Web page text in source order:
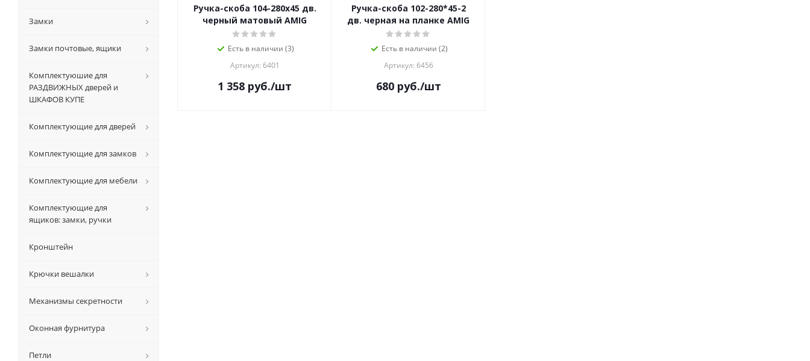
Ручка-скоба 104-280x45 дв.
черный матовый AMIG
Есть в наличии (3)
Артикул: 6401
1 358 руб./шт
Ручка-скоба 102-280*45-2
дв. черная на планке AMIG
Есть в наличии (2)
Артикул: 6456
680руб./шт
Замки
Замки почтовые, ящики
Комплектуюшие для
РАЗДВИЖНЫХ дверей и
ШКАФОВ КУПЕ
Комплектующие для дверей
Комплектующие для замков
Комплектующие для мебели
Комплектующие для
ящиков: замки, ручки
Кронштейн
Крючки вешалки
Механизмы секретности
Оконная фурнитура
Петли